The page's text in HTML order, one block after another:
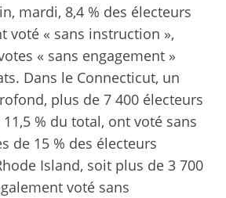
mardi, 8,4 % des électeurs
voté « sans instruction »,
« sans engagement »
Dans le Connecticut, un
plus de 7 400 électeurs
% du total, ont voté sans
de 15 % des électeurs
Island, soit plus de 3 700
voté sans